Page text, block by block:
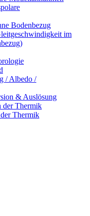
Bodenbezug
im
/ Albedo /
& Auslösung
der Thermik
Thermik